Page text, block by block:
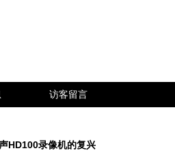
访客留言
HD100录像机的复兴